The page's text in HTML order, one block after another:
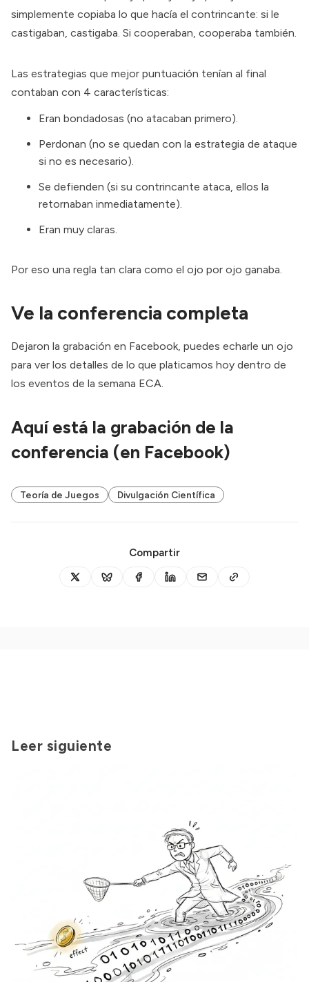
simplemente copiaba lo que hacía el contrincante: si le
castigaban, castigaba. Si cooperaban, cooperaba también.
Las estrategias que mejor puntuación tenían al final
contaban con 4 características:
Eran bondadosas (no atacaban primero).
Perdonan (no se quedan con la estrategia de ataque
si no es necesario).
Se defienden (si su contrincante ataca, ellos la
retornaban inmediatamente).
Eran muy claras.
Por eso una regla tan clara como el ojo por ojo ganaba.
Ve la conferencia completa
Dejaron la grabación en Facebook, puedes echarle un ojo
para ver los detalles de lo que platicamos hoy dentro de
los eventos de la semana ECA.
Aquí está la grabación de la
conferencia (en Facebook)
Teoría de Juegos Divulgación Científica
Compartir
Leer siguiente